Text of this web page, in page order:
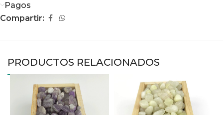
Pagos
Compartir:
PRODUCTOS RELACIONADOS